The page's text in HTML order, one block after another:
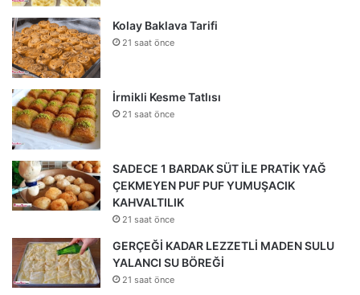
Kolay Baklava Tarifi
21 saat önce
İrmikli Kesme Tatlısı
21 saat önce
SADECE 1 BARDAK SÜT İLE PRATİK YAĞ
ÇEKMEYEN PUF PUF YUMUŞACIK
KAHVALTILIK
21 saat önce
GERÇEĞİ KADAR LEZZETLİ MADEN SULU
YALANCI SU BÖREĞİ
21 saat önce